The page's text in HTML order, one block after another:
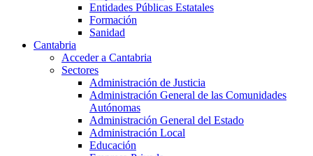
Entidades Públicas Estatales
Formación
Sanidad
Cantabria
Acceder a Cantabria
Sectores
Administración de Justicia
Administración General de las Comunidades
Autónomas
Administración General del Estado
Administración Local
Educación